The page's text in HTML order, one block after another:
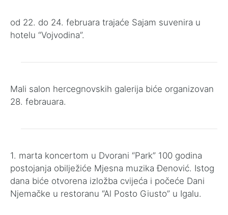
od 22. do 24. februara trajaće Sajam suvenira u
hotelu “Vojvodina”.
Mali salon hercegnovskih galerija biće organizovan
28. febrauara.
1. marta koncertom u Dvorani “Park” 100 godina
postojanja obilježiće Mjesna muzika Đenović. Istog
dana biće otvorena izložba cvijeća i počeće Dani
Njemačke u restoranu “Al Posto Giusto” u Igalu.